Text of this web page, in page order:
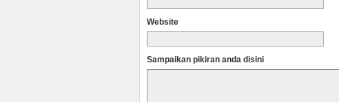
Website
Sampaikan pikiran anda disini